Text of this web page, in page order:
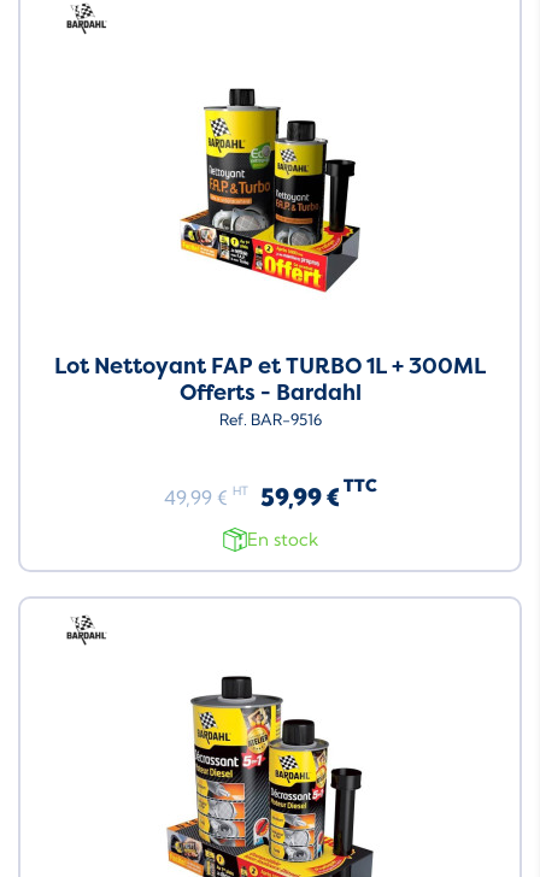
Neuf
Lot Nettoyant FAP et TURBO 1L + 300ML
Offerts - Bardahl
Ref. BAR-9516
49,99 € HT 59,99 € TTC
En stock
Neuf